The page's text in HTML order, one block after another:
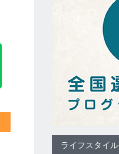
ライフスタイル